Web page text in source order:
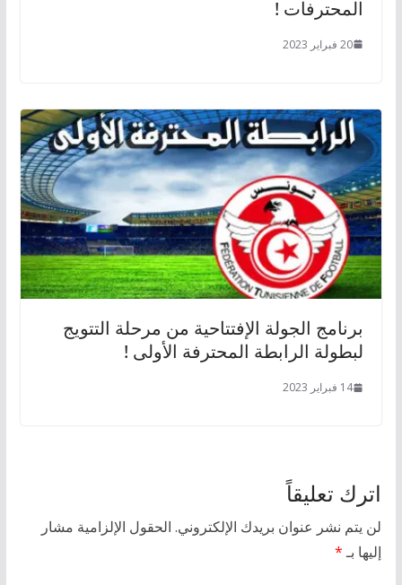
المحترفات !
20 فبراير 2023
برنامج الجولة الإفتتاحية من مرحلة التتويج
لبطولة الرابطة المحترفة الأولى !
14 فبراير 2023
اترك تعليقاً
لن يتم نشر عنوان بريدك الإلكتروني. الحقول الإلزامية مشار
إليها بـ*